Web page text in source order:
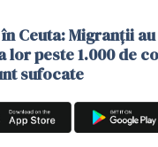
Ceuta: Migranții
lor peste 1.000 de
sufocate